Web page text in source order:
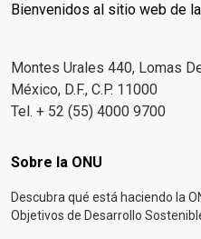
Bienvenidos al sitio web de
Montes Urales 440, Lomas
México, D.F., C.P. 11000
Tel. + 52 (55) 4000 9700
Footer menu
Sobre la ONU
Descubra qué está haciendo la
Objetivos de Desarrollo